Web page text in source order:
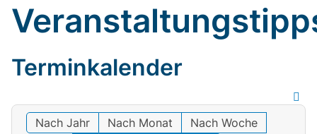
Terminkalender
Nach Jahr Nach Monat
Nach Woche